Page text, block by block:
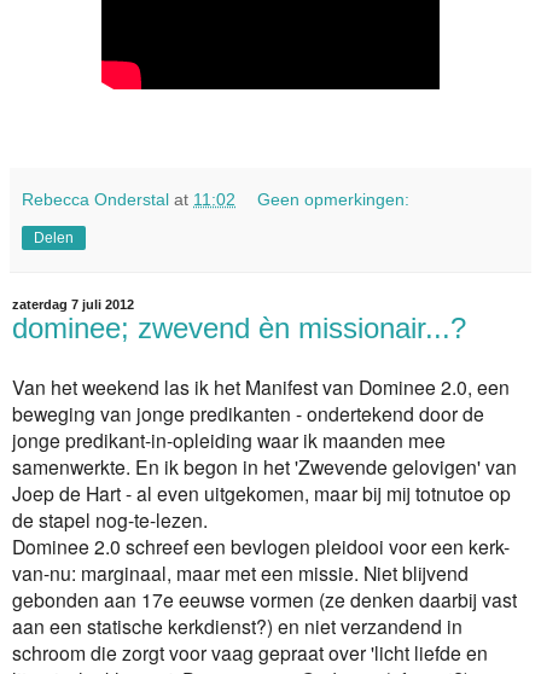
Rebecca Onderstal at 11:02 Geen opmerkingen:
Delen
zaterdag 7 juli 2012
dominee; zwevend èn missionair...?
Van het weekend las ik het Manifest van Dominee 2.0, een
beweging van jonge predikanten - ondertekend door de
jonge predikant-in-opleiding waar ik maanden mee
samenwerkte. En ik begon in het 'Zwevende gelovigen' van
Joep de Hart - al even uitgekomen, maar bij mij totnutoe op
de stapel nog-te-lezen.
Dominee 2.0 schreef een bevlogen pleidooi voor een kerk-
van-nu: marginaal, maar met een missie. Niet blijvend
gebonden aan 17e eeuwse vormen (ze denken daarbij vast
aan een statische kerkdienst?) en niet verzandend in
schroom die zorgt voor vaag gepraat over 'licht liefde en